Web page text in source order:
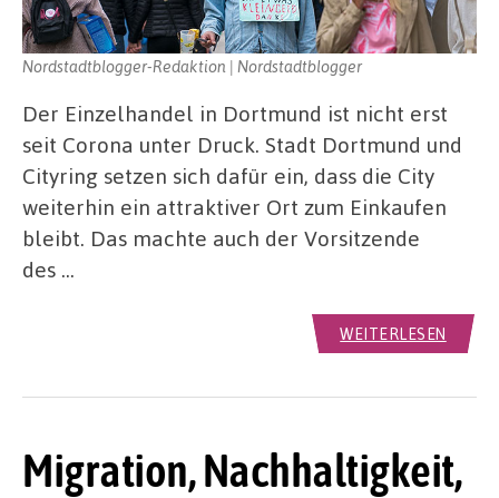
Nordstadtblogger-Redaktion | Nordstadtblogger
Der Einzelhandel in Dortmund ist nicht erst
seit Corona unter Druck. Stadt Dortmund und
Cityring setzen sich dafür ein, dass die City
weiterhin ein attraktiver Ort zum Einkaufen
bleibt. Das machte auch der Vorsitzende
des …
WEITERLESEN
Migration, Nachhaltigkeit,